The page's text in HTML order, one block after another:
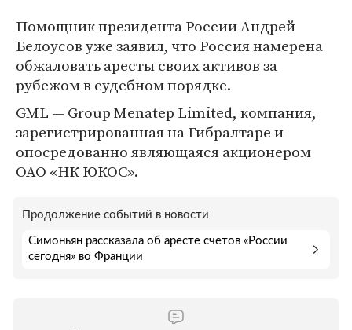
Помощник президента России Андрей
Белоусов уже заявил, что Россия намерена
обжаловать аресты своих активов за
рубежом в судебном порядке.
GML — Group Menatep Limited, компания,
зарегистрированная на Гибралтаре и
опосредованно являющаяся акционером
ОАО «НК ЮКОС».
Продолжение событий в новости
Симоньян рассказала об аресте счетов «России
сегодня» во Франции